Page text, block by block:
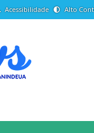
Acessibilidade Alto